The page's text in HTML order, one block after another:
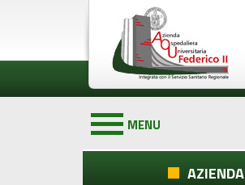
MENU
AZIENDA